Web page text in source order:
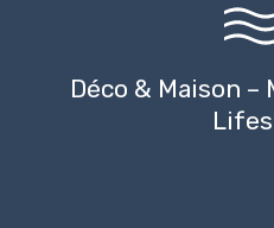
Déco & Maison –